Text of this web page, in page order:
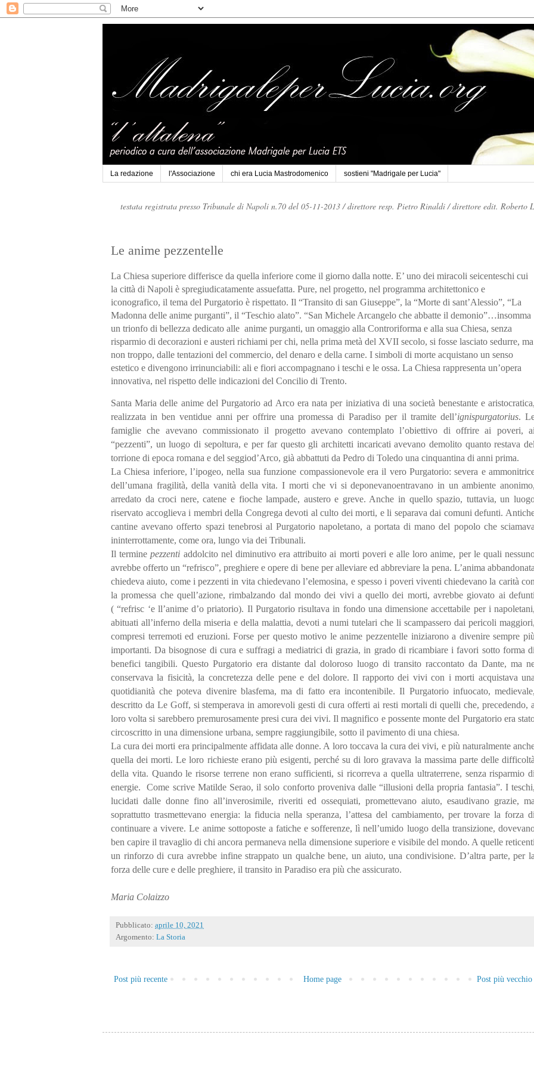
La redazione l'Associazione chi era Lucia Mastrodomenico sostieni "Madrigale per Lucia"
testata registrata presso Tribunale di Napoli n.70 del 05-11-2013 /direttore resp. Pietro Rinaldi /direttore edit. Roberto
Le anime pezzentelle
La Chiesa superiore differisce da quella inferiore come il giorno dalla notte. E’ uno dei miracoli seicenteschi cui
la città di Napoli è spregiudicatamente assuefatta. Pure, nel progetto, nel programma architettonico e
iconografico, il tema del Purgatorio è rispettato. Il “Transito di san Giuseppe”, la “Morte di sant’Alessio”, “La
Madonna delle anime purganti”, il “Teschio alato”. “San Michele Arcangelo che abbatte il demonio”…insomma
un trionfo di bellezza dedicato alle anime purganti, un omaggio alla Controriforma e alla sua Chiesa, senza
risparmio di decorazioni e austeri richiami per chi, nella prima metà del XVII secolo, si fosse lasciato sedurre, ma
non troppo, dalle tentazioni del commercio, del denaro e della carne. I simboli di morte acquistano un senso
estetico e divengono irrinunciabili: ali e fiori accompagnano i teschi e le ossa. La Chiesa rappresenta un’opera
innovativa, nel rispetto delle indicazioni del Concilio di Trento.
Santa Maria delle anime del Purgatorio ad Arco era nata per iniziativa di una società benestante e aristocratica,
realizzata in ben ventidue anni per offrire una promessa di Paradiso per il tramite dell’ignispurgatorius.
famiglie che avevano commissionato il progetto avevano contemplato l’obiettivo di offrire ai poveri, ai
“pezzenti”, un luogo di sepoltura, e per far questo gli architetti incaricati avevano demolito quanto restava del
torrione di epoca romana e del seggiod’Arco, già abbattuti da Pedro di Toledo una cinquantina di anni prima.
La Chiesa inferiore, l’ipogeo, nella sua funzione compassionevole era il vero Purgatorio: severa e
dell’umana fragilità, della vanità della vita. I morti che vi si deponevanoentravano in un ambiente anonimo,
arredato da croci nere, catene e fioche lampade, austero e greve. Anche in quello spazio, tuttavia, un
riservato accoglieva i membri della Congrega devoti al culto dei morti, e li separava dai comuni defunti.
cantine avevano offerto spazi tenebrosi al Purgatorio napoletano, a portata di mano del popolo che sciamava
ininterrottamente, come ora, lungo via dei Tribunali.
Il terminepezzenti addolcito nel diminutivo era attribuito ai morti poveri e alle loro anime, per le quali
avrebbe offerto un “refrisco”, preghiere e opere di bene per alleviare ed abbreviare la pena. L’anima abbandonata
chiedeva aiuto, come i pezzenti in vita chiedevano l’elemosina, e spesso i poveri viventi chiedevano la carità con
la promessa che quell’azione, rimbalzando dal mondo dei vivi a quello dei morti, avrebbe giovato ai defunti
( “refrisc ‘e ll’anime d’o priatorio). Il Purgatorio risultava in fondo una dimensione accettabile per i napoletani,
abituati all’inferno della miseria e della malattia, devoti a numi tutelari che li scampassero dai pericoli maggiori,
compresi terremoti ed eruzioni. Forse per questomotivo le anime pezzentelle iniziarono a divenire sempre più
importanti. Da bisognose di cura e suffragi a mediatrici di grazia, in grado di ricambiare i favori sotto forma di
benefici tangibili. Questo Purgatorio era distante dal doloroso luogo di transito raccontato da Dante, ma
conservava la fisicità, la concretezza delle pene e del dolore. Il rapporto dei vivi con i morti acquistava una
quotidianità che poteva divenire blasfema, ma di fatto era incontenibile. Il Purgatorio infuocato, medievale,
descritto da Le Goff, si stemperava in amorevoli gesti di cura offerti ai resti mortali di quelli che, precedendo, a
loro volta si sarebbero premurosamente presi cura dei vivi. Il magnifico e possente monte del Purgatorio era
circoscritto in una dimensione urbana, sempre raggiungibile, sotto il pavimento di una chiesa.
La cura dei morti era principalmente affidata alle donne. A loro toccava la cura dei vivi, e più naturalmente
quella dei morti. Le loro richieste erano più esigenti, perché su di loro gravava la massima parte delle difficoltà
della vita. Quando le risorse terrene non erano sufficienti, si ricorreva a quella ultraterrene, senza risparmio di
energie. Come scrive Matilde Serao, il solo conforto proveniva dalle “illusioni della propria fantasia”. I teschi,
lucidati dalle donne fino all’inverosimile, riveriti ed ossequiati, promettevano aiuto, esaudivano grazie, ma
soprattutto trasmettevano energia: la fiducia nella speranza, l’attesa del cambiamento, per trovare la forza di
continuare a vivere. Le anime sottoposte a fatiche e sofferenze, lì nell’umido luogo della transizione,
ben capire il travaglio di chi ancora permaneva nella dimensione superiore e visibile del mondo. A quelle reticenti
un rinforzo di cura avrebbe infine strappato un qualche bene, un aiuto, una condivisione. D’altra parte, per la
forza delle cure e delle preghiere, il transito in Paradiso era più che assicurato.
Maria Colaizzo
Pubblicato: aprile 10, 2021
Argomento: La Storia
Post più recente Post più vecchio
Home page